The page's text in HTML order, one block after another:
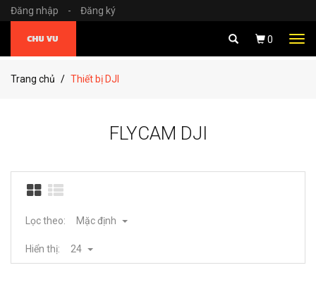
Đăng nhập - Đăng ký
0
Trang chủ Thiết bị DJI
FLYCAM DJI
Lọc theo: Mặc định
Hiển thị: 24